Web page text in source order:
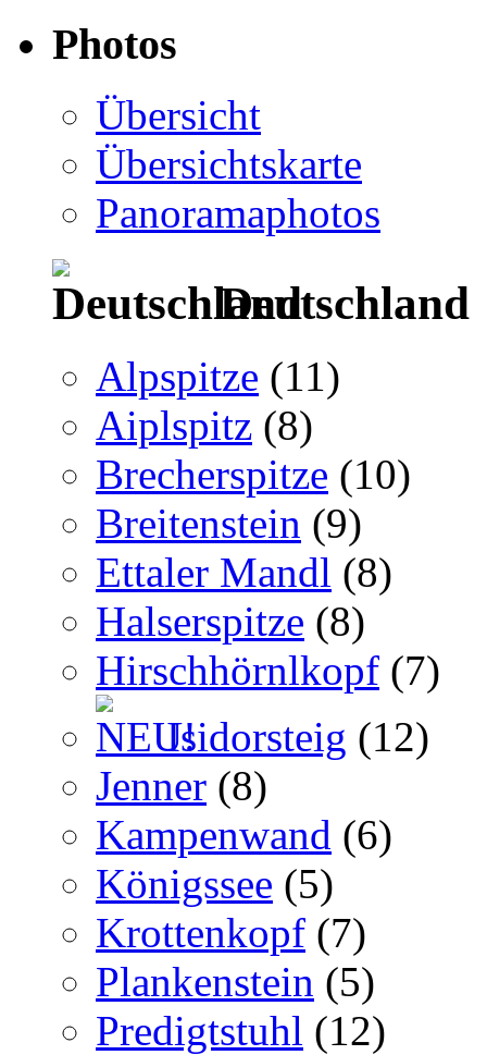
Photos
Übersicht
Übersichtskarte
Panoramaphotos
Deutschland
Alpspitze (11)
Aiplspitz (8)
Brecherspitze (10)
Breitenstein (9)
Ettaler Mandl (8)
Halserspitze (8)
Hirschhörnlkopf (7)
Isidorsteig (12)
Jenner (8)
Kampenwand (6)
Königssee (5)
Krottenkopf (7)
Plankenstein (5)
Predigtstuhl (12)